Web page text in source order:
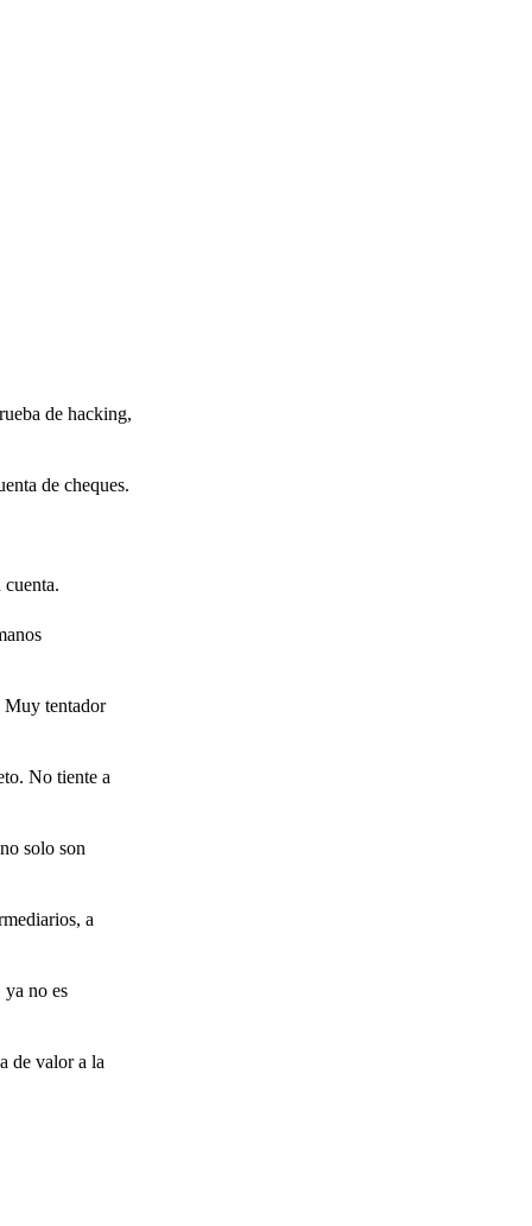
de hacking,
de cheques.
Muy tentador
No tiente a
solo son
a
no es
de valor a la